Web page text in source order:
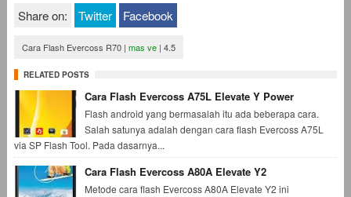
Share on: Twitter Facebook
Cara Flash Evercoss R70| mas ve | 4.5
RELATED POSTS
Cara Flash Evercoss A75L Elevate Y Power
Flash android yang bermasalah itu ada beberapa cara.
Salah satunya adalah dengan cara flash Evercoss A75L
via SP Flash Tool. Pada dasarnya...
Cara Flash Evercoss A80A Elevate Y2
Metode cara flash Evercoss A80A Elevate Y2 ini